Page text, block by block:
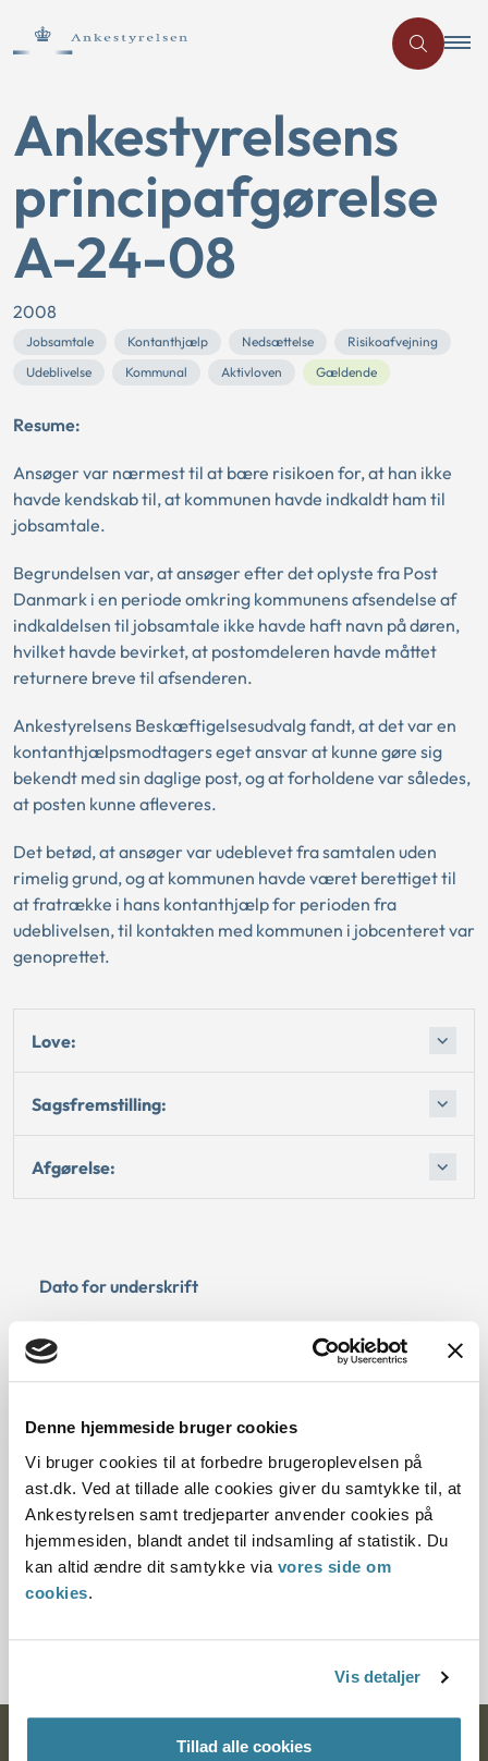
Denne hjemmeside bruger cookies
Vi bruger cookies til at forbedre brugeroplevelsen på
ast.dk. Ved at tillade alle cookies giver du samtykke til, at
Ankestyrelsen samt tredjeparter anvender cookies på
hjemmesiden, blandt andet til indsamling af statistik. Du
kan altid ændre dit samtykke via vores side om
cookies.
Vis detaljer
Tillad alle cookies
Ankestyrelsens
principafgørelse
A-24-08
2008
Jobsamtale Kontanthjælp Nedsættelse
Risikoafvejning
Udeblivelse
Kommunal Aktivloven Gældende
Resume:
Ansøger var nærmest til at bære risikoen for, at han ikke
havde kendskab til, at kommunen havde indkaldt ham til
jobsamtale.
Begrundelsen var, at ansøger efter det oplyste fra Post
Danmark i en periode omkring kommunens afsendelse af
indkaldelsen til jobsamtale ikke havde haft navn på døren,
hvilket havde bevirket, at postomdeleren havde måttet
returnere breve til afsenderen.
Ankestyrelsens Beskæftigelsesudvalg fandt, at det var en
kontanthjælpsmodtagers eget ansvar at kunne gøre sig
bekendt med sin daglige post, og at forholdene var således,
at posten kunne afleveres.
Det betød, at ansøger var udeblevet fra samtalen uden
rimelig grund, og at kommunen havde været berettiget til
at fratrække i hans kontanthjælp for perioden fra
udeblivelsen, til kontakten med kommunen i jobcenteret var
genoprettet.
Love:
Sagsfremstilling:
Afgørelse:
Dato for underskrift
19.12.2008
Offentliggørelsesdato
10.07.2013
Paragraf
§ 38d § 19
Journalnummer